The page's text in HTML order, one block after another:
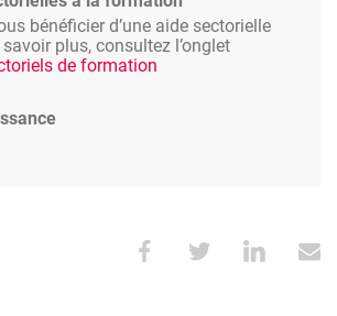
bénéficier d’une aide sectorielle
plus, consultez l’onglet
de formation